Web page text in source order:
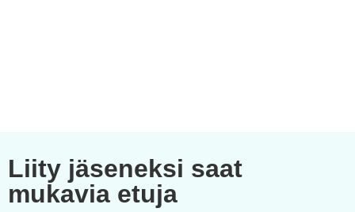
Liity jäseneksi saat
mukavia etuja